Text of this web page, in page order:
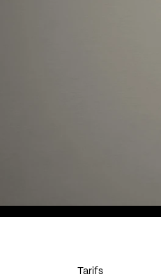
Tarifs